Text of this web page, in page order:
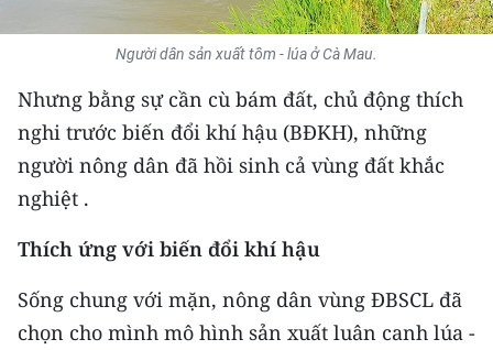
KIỂM CHỨNG THÔNG TIN
TRI THỨC CHUYÊN SÂU
MỘT SẢN PHẨM
Người dân sản xuất tôm - lúa ở Cà Mau.
Nhưng bằng sự cần cù bám đất, chủ động thích
nghi trước biến đổi khí hậu (BĐKH), những
người nông dân đã hồi sinh cả vùng đất khắc
nghiệt .
Thích ứng với biến đổi khí hậu
Sống chung với mặn, nông dân vùng ĐBSCL đã
chọn cho mình mô hình sản xuất luân canh lúa -